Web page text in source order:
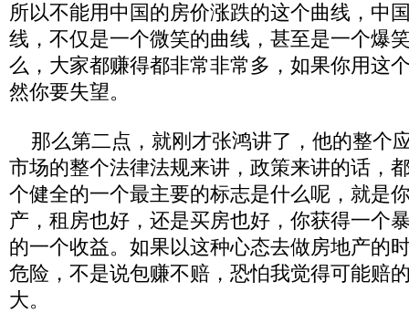
所以不能用中国的房价涨跌的这个曲线，中
线，不仅是一个微笑的曲线，甚至是一个爆
么，大家都赚得都非常非常多，如果你用这
然你要失望。
那么第二点，就刚才张鸿讲了，他的整个
市场的整个法律法规来讲，政策来讲的话，
个健全的一个最主要的标志是什么呢，就是
产，租房也好，还是买房也好，你获得一个
的一个收益。如果以这种心态去做房地产的
危险，不是说包赚不赔，恐怕我觉得可能赔
大。